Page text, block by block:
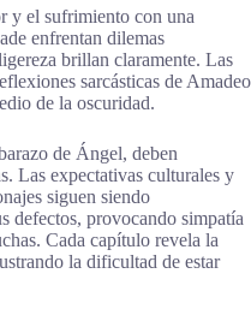
y el sufrimiento con una
enfrentan dilemas
brillan claramente. Las
sarcásticas de Amadeo
de la oscuridad.
de Ángel, deben
Las expectativas culturales y
siguen siendo
defectos, provocando simpatía
Cada capítulo revela la
la dificultad de estar